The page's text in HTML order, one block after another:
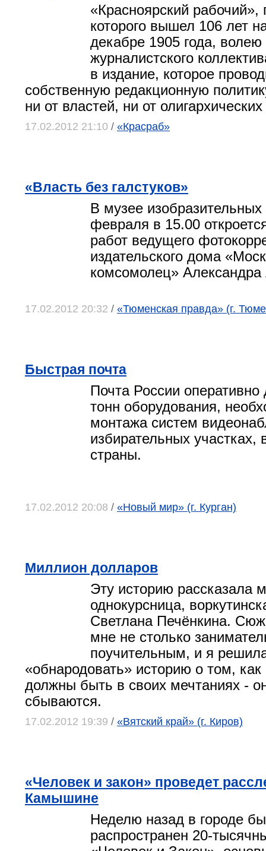
«Красноярский
которого вышел 106 лет
декабре 1905 года,
журналистского
в издание, которое
собственную редакционную
ни от властей, ни от олигархических
17.02.2012 21:10 / «Красраб»
«Власть без галстуков»
В музее изобразительных
февраля в 15.00
работ ведущего
издательского дома
комсомолец»
17.02.2012 20:32 / «Тюменская правда» (г.
Быстрая почта
Почта России оперативно
тонн оборудования,
монтажа систем
избирательных участках,
страны.
17.02.2012 20:08 / «Новый мир» (г. Курган)
Миллион долларов
Эту историю рассказала
однокурсница,
Светлана Печёнкина.
мне не столько
поучительным, и я
«обнародовать» историю о том,
должны быть в своих мечтаниях -
сбываются.
17.02.2012 19:39 / «Вятский край» (г. Киров)
«Человек и закон» проведет
Камышине
Неделю назад в городе
распространен 20-